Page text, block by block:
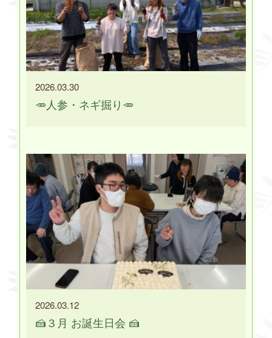
🥕人参・ネギ掘り🥕
2026.03.30
🍰３月 お誕生日会 🍰
2026.03.12